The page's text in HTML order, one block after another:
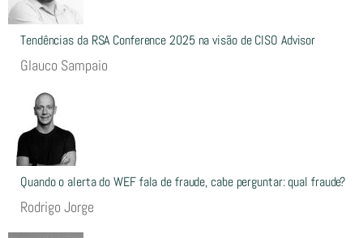
Tendências da RSA Conference 2025 na visão de CISO Advisor
Glauco Sampaio
Quando o alerta do WEF fala de fraude, cabe perguntar: qual fraude?
Rodrigo Jorge